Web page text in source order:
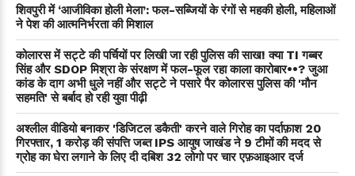
शिवपुरी में ‘आजीविका होली मेला’: फल-सब्जियों के रंगों से महकी होली, महिलाओं
ने पेश की आत्मनिर्भरता की मिशाल
कोलारस में सट्टे की पर्चियों पर लिखी जा रही पुलिस की साख! क्या TI गब्बर
सिंह और SDOP मिश्रा के संरक्षण में फल-फूल रहा काला कारोबार••? जुआ
कांड के दाग अभी धुले नहीं और सट्टे ने पसारे पैर कोलारस पुलिस की 'मौन
सहमति' से बर्बाद हो रही युवा पीढ़ी
अश्लील वीडियो बनाकर 'डिजिटल डकैती' करने वाले गिरोह का पर्दाफ़ाश 20
गिरफ्तार, 1 करोड़ की संपत्ति जब्त IPS आयुष जाखंड ने 9 टीमों की मदद से
ग्रोह का घेरा लगाने के लिए दी दबिश 32 लोगो पर चार एफ़आइआर दर्ज